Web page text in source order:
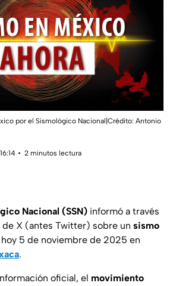
por el Sismológico Nacional|Crédito: Antonio
2 minutos lectura
Nacional (SSN) informó a través
X (antes Twitter) sobre un sismo
5 de noviembre de 2025 en
.
oficial, el movimiento